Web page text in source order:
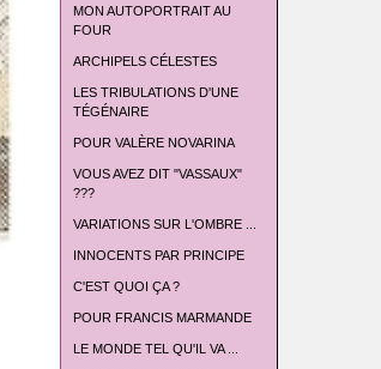
MON AUTOPORTRAIT AU
FOUR
ARCHIPELS CÉLESTES
LES TRIBULATIONS D'UNE
TÉGÉNAIRE
POUR VALÈRE NOVARINA
VOUS AVEZ DIT "VASSAUX"
???
VARIATIONS SUR L'OMBRE ...
INNOCENTS PAR PRINCIPE
C'EST QUOI ÇA ?
POUR FRANCIS MARMANDE
LE MONDE TEL QU'IL VA ...